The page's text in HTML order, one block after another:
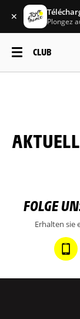
✕ Plongez
CLUB
FOLGE
Erhalten sie